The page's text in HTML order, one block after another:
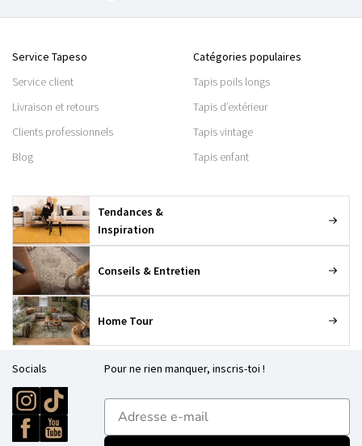
Service Tapeso
Service client
Livraison et retours
Clients professionnels
Blog
Catégories populaires
Tapis poils longs
Tapis d’extérieur
Tapis vintage
Tapis enfant
Tendances &
Inspiration
Conseils & Entretien
Home Tour
Socials Pour ne rien manquer, inscris-toi !
E-mailadres